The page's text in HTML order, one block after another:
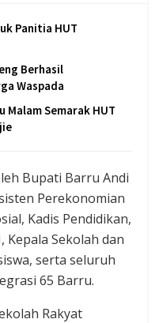
Panitia HUT
Berhasil
Waspada
Malam Semarak HUT
Bupati Barru Andi
Perekonomian
Kadis Pendidikan,
Kepala Sekolah dan
serta seluruh
65 Barru.
Rakyat